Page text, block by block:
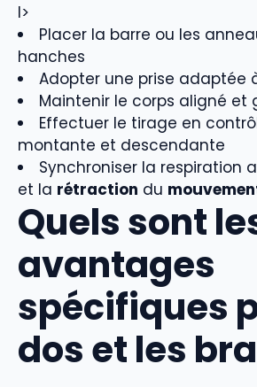
l>
Placer la barre ou les
hanches
Adopter une prise adaptée
Maintenir le corps aligné et
Effectuer le tirage en
montante et descendante
Synchroniser la respiration
et la rétraction du
Quels sont
avantages
spécifiques
dos et les